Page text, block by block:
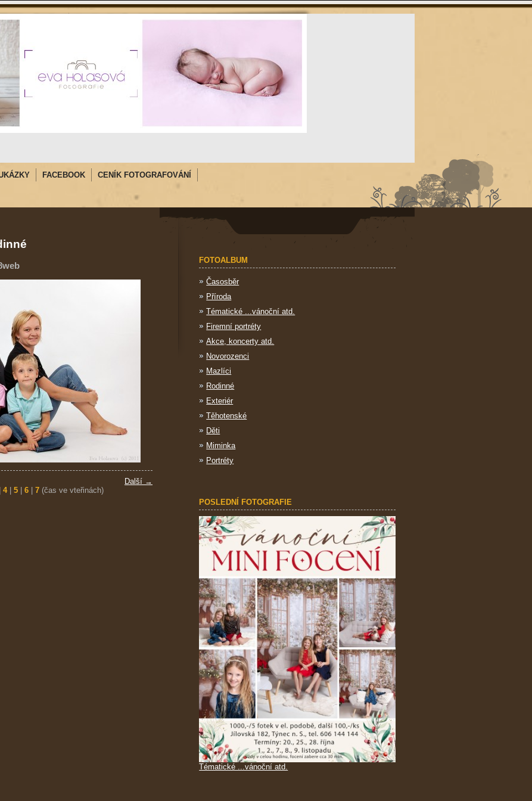
FACEBOOK CENÍK FOTOGRAFOVÁNÍ
Další →
| 4| 5 | 6 | 7 (čas ve vteřinách)
FOTOALBUM
Časosběr
Příroda
Tématické ...vánoční atd.
Firemní portréty
Akce, koncerty atd.
Novorozenci
Mazlíci
Rodinné
Exteriér
Těhotenské
Děti
Miminka
Portréty
POSLEDNÍ FOTOGRAFIE
Tématické ...vánoční atd.